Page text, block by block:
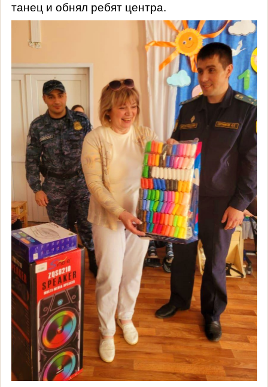
танец и обнял ребят центра.